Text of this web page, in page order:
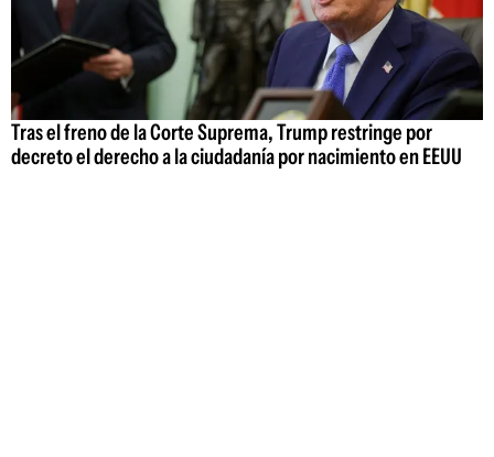
Tras el freno de la Corte Suprema, Trump restringe por
decreto el derecho a la ciudadanía por nacimiento en EEUU